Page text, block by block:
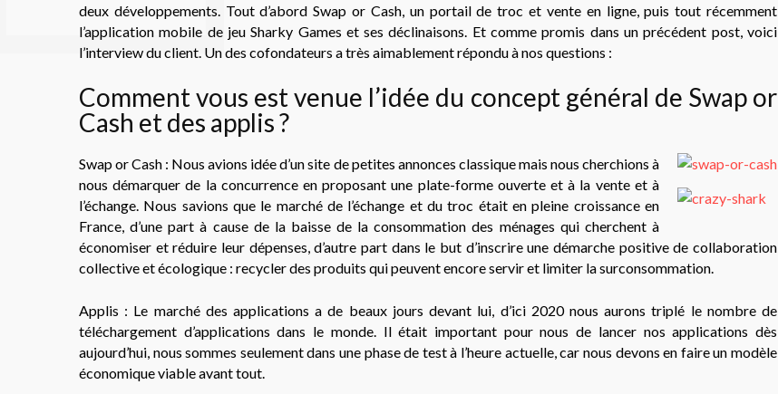
deux développements. Tout d’abord Swap or Cash, un portail de troc et vente en ligne, puis tout récemment
l’application mobile de jeu Sharky Games et ses déclinaisons. Et comme promis dans un précédent post, voici
l’interview du client. Un des cofondateurs a très aimablement répondu à nos questions :
Comment vous est venue l’idée du concept général de Swap or
Cash et des applis ?
Swap or Cash : Nous avions idée d’un site de petites annonces classique mais nous cherchions à
nous démarquer de la concurrence en proposant une plate-forme ouverte et à la vente et à
l’échange. Nous savions que le marché de l’échange et du troc était en pleine croissance en
France, d’une part à cause de la baisse de la consommation des ménages qui cherchent à
économiser et réduire leur dépenses, d’autre part dans le but d’inscrire une démarche positive de collaboration
collective et écologique : recycler des produits qui peuvent encore servir et limiter la surconsommation.
Applis : Le marché des applications a de beaux jours devant lui, d’ici 2020 nous aurons triplé le nombre de
téléchargement d’applications dans le monde. Il était important pour nous de lancer nos applications dès
aujourd’hui, nous sommes seulement dans une phase de test à l’heure actuelle, car nous devons en faire un modèle
économique viable avant tout.